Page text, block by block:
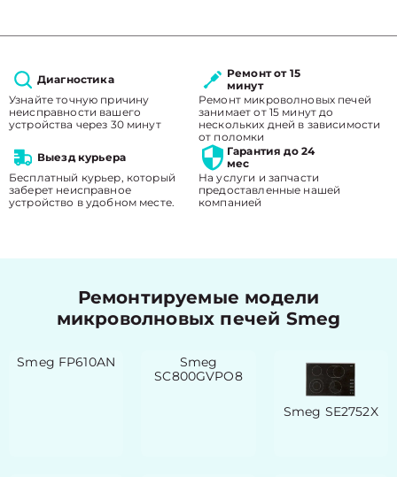
Диагностика
Узнайте точную причину
неисправности вашего
устройства через 30 минут
Ремонт от 15
минут
Ремонт микроволновых печей
занимает от 15 минут до
нескольких дней в зависимости
от поломки
Выезд курьера
Бесплатный курьер, который
заберет неисправное
устройство в удобном месте.
Гарантия до 24
мес
На услуги и запчасти
предоставленные нашей
компанией
Ремонтируемые модели
микроволновых печей Smeg
Smeg FP610AN
Smeg
SC800GVPO8
Smeg SE2752X